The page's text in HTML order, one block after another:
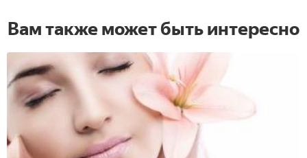
Вам также может быть интересно